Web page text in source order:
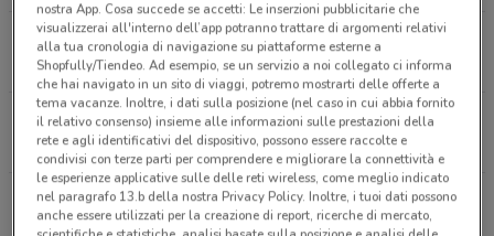
Via Nettunense Km 5600 Ariccia
11.4 km
APERTO
Via Mario Rigamonti, 100 Roma
18.7 km
APERTO
Via Dell' Appagliatore Roma
21.2 km
APERTO
nostra App. Cosa succede se accetti: Le inserzioni pubblicitarie che
visualizzerai all'interno dell’app potranno trattare di argomenti relativi
alla tua cronologia di navigazione su piattaforme esterne a
Shopfully/Tiendeo. Ad esempio, se un servizio a noi collegato ci informa
che hai navigato in un sito di viaggi, potremo mostrarti delle offerte a
tema vacanze. Inoltre, i dati sulla posizione (nel caso in cui abbia fornito
il relativo consenso) insieme alle informazioni sulle prestazioni della
rete e agli identificativi del dispositivo, possono essere raccolte e
condivisi con terze parti per comprendere e migliorare la connettività e
le esperienze applicative sulle delle reti wireless, come meglio indicato
nel paragrafo 13.b della nostra Privacy Policy. Inoltre, i tuoi dati possono
anche essere utilizzati per la creazione di report, ricerche di mercato,